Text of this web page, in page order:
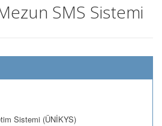
SMS Sistemi
Sistemi (ÜNİKYS)